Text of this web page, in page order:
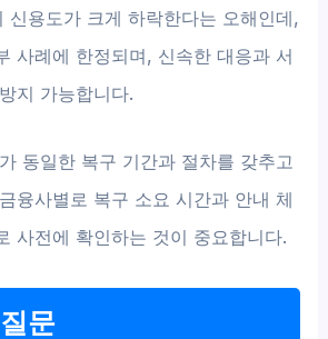
신용도가 크게 하락한다는 오해인데,
사례에 한정되며, 신속한 대응과 서
지 가능합니다.
동일한 복구 기간과 절차를 갖추고
융사별로 복구 소요 시간과 안내 체
사전에 확인하는 것이 중요합니다.
문